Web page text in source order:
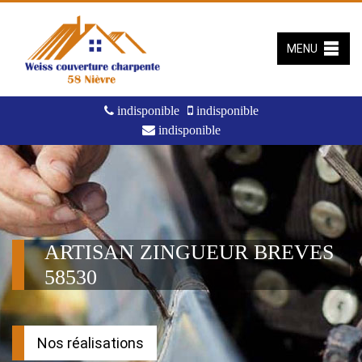
indisponible
indisponible
indisponible
MENU
ARTISAN ZINGUEUR BREVES
58530
Nos réalisations